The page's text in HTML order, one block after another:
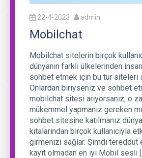
22-4-2023 admin
Mobilchat
Mobilchat sitelerin birçok
dünyanın farklı ülkelerinden
sohbet etmek için bu tür siteleri
Onlardan biriyseniz ve sohbet
mobilchat sitesi arıyorsanız, o
mükemmel yapmanız gereken
sohbet sitesine katılmanız
kıtalarından birçok kullanıcıyla
girmenizi sağlar. Şimdi tereddüt
kayıt olmadan en iyi Mobil sesli